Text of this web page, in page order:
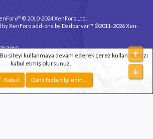
® © 2010-2024 XenForo Ltd.
byXenForo add-ons by Dadparvar™ ©2011-2026Xen-
2019
Toplam sorgu Toplam zaman
En fazla bellek
siteyi kullanmaya devam ederek çerez kullanımımızı
kabul etmiş olursunuz.
Kabul Daha fazla bilgi edin…
Üst
Alt